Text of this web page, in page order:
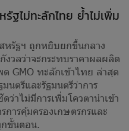
ฐไม่ทะลักไทย ย้ำไม่เพิ่ม
หรัฐฯ ถูกหยิบยกขึ้นกลาง
วลว่าจะกระทบราคาผลผลิต
GMO ทะลักเข้าไทย ล่าสุด
นตรีและรัฐมนตรีว่าการ
าไม่มีการเพิ่มโควตานำเข้า
การคุ้มครองเกษตรกรและ
กขั้นตอน.